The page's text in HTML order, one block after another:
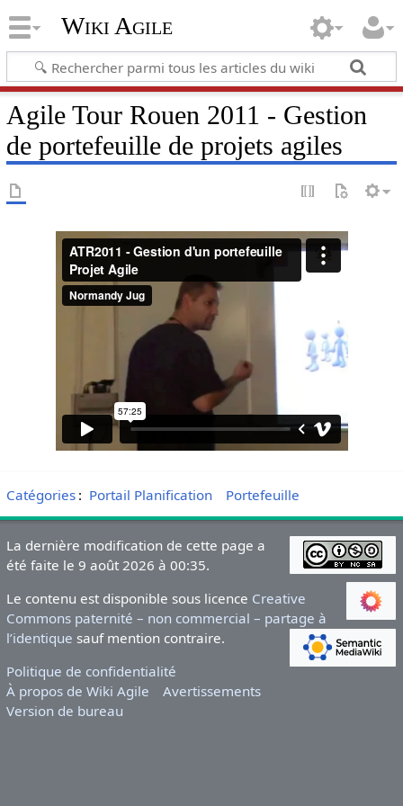
Wiki Agile
Agile Tour Rouen 2011 - Gestion
de portefeuille de projets agiles
Catégories: Portail Planification Portefeuille
La dernière modification de cette page a
été faite le 9 août 2026 à 00:35.
Le contenu est disponible sous licence Creative
Commons paternité – non commercial – partage à
l’identique sauf mention contraire.
Politique de confidentialité
À propos de Wiki Agile
Avertissements
Version de bureau